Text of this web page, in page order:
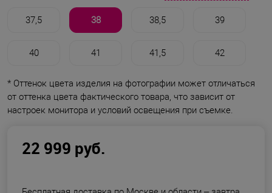
37,5 38 38,5 39
40 41 41,5 42
* Оттенок цвета изделия на фотографии может отличаться
от оттенка цвета фактического товара, что зависит от
настроек монитора и условий освещения при съемке.
22 999 руб.